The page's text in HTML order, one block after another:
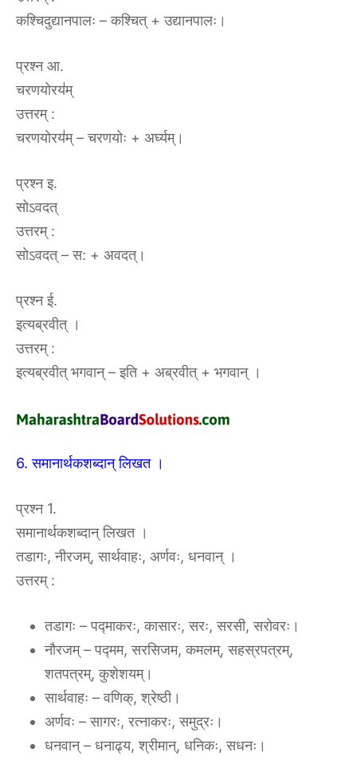
कश्चिदुद्यानपालः – कश्चित् + उद्यानपालः।
प्रश्न आ.
चरणयोरय॑म्
उत्तरम्‌ :‌
चरणयोरय॑म् – चरणयोः + अर्घ्यम्।
प्रश्न इ.
सोऽवदत्
उत्तरम्‌ :‌
सोऽवदत् – स: + अवदत्।
प्रश्न ई.
इत्यब्रवीत् ।
उत्तरम्‌ :‌
इत्यब्रवीत् भगवान् – इति + अब्रवीत् + भगवान् ।
6. समानार्थकशब्दान् लिखत ।
प्रश्न 1.
समानार्थकशब्दान् लिखत ।
तडागः, नीरजम्, सार्थवाहः, अर्णवः, धनवान् ।
उत्तरम्‌ :‌
तडागः – पद्माकरः, कासारः, सरः, सरसी, सरोवरः।
नौरजम् – पद्मम, सरसिजम, कमलम्, सहस्रपत्रम्,
शतपत्रम्, कुशेशयम्।
सार्थवाहः – वणिक्, श्रेष्ठी।
अर्णवः – सागरः, रत्नाकरः, समुद्रः।
धनवान् – धनाढ्य, श्रीमान्, धनिकः, सधनः।